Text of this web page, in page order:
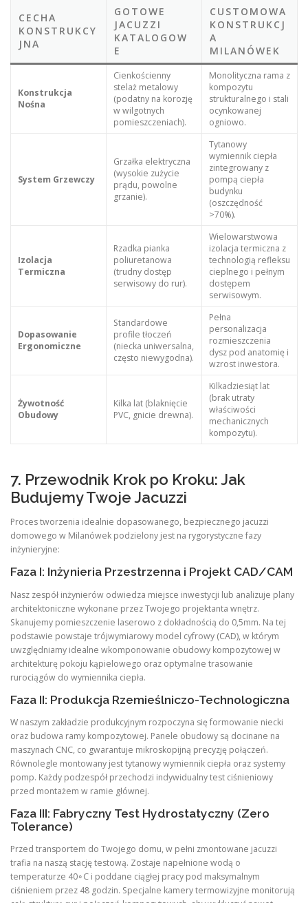
CECHA
KONSTRUKCY
JNA
GOTOWE
JACUZZI
KATALOGOW
E
CUSTOMOWA
KONSTRUKCJ
A
MILANÓWEK
Konstrukcja
Nośna
Cienkościenny
stelaż metalowy
(podatny na korozję
w wilgotnych
pomieszczeniach).
Monolityczna rama z
kompozytu
strukturalnego i stali
ocynkowanej
ogniowo.
System Grzewczy
Grzałka elektryczna
(wysokie zużycie
prądu, powolne
grzanie).
Tytanowy
wymiennik ciepła
zintegrowany z
pompą ciepła
budynku
(oszczędność
>70%).
Izolacja
Termiczna
Rzadka pianka
poliuretanowa
(trudny dostęp
serwisowy do rur).
Wielowarstwowa
izolacja termiczna z
technologią refleksu
cieplnego i pełnym
dostępem
serwisowym.
Dopasowanie
Ergonomiczne
Standardowe
profile tłoczeń
(niecka uniwersalna,
często niewygodna).
Pełna
personalizacja
rozmieszczenia
dysz pod anatomię i
wzrost inwestora.
Żywotność
Obudowy
Kilka lat (blaknięcie
PVC, gnicie drewna).
Kilkadziesiąt lat
(brak utraty
właściwości
mechanicznych
kompozytu).
7. Przewodnik Krok po Kroku: Jak
Budujemy Twoje Jacuzzi
Proces tworzenia idealnie dopasowanego, bezpiecznego jacuzzi
domowego w Milanówek podzielony jest na rygorystyczne fazy
inżynieryjne:
Faza I: Inżynieria Przestrzenna i Projekt CAD/CAM
Nasz zespół inżynierów odwiedza miejsce inwestycji lub analizuje plany
architektoniczne wykonane przez Twojego projektanta wnętrz.
Skanujemy pomieszczenie laserowo z dokładnością do 0,5mm. Na tej
podstawie powstaje trójwymiarowy model cyfrowy (CAD), w którym
uwzględniamy idealne wkomponowanie obudowy kompozytowej w
architekturę pokoju kąpielowego oraz optymalne trasowanie
rurociągów do wymiennika ciepła.
Faza II: Produkcja Rzemieślniczo-Technologiczna
W naszym zakładzie produkcyjnym rozpoczyna się formowanie niecki
oraz budowa ramy kompozytowej. Panele obudowy są docinane na
maszynach CNC, co gwarantuje mikroskopijną precyzję połączeń.
Równolegle montowany jest tytanowy wymiennik ciepła oraz systemy
pomp. Każdy podzespół przechodzi indywidualny test ciśnieniowy
przed montażem w ramie głównej.
Faza III: Fabryczny Test Hydrostatyczny (Zero
Tolerance)
Przed transportem do Twojego domu, w pełni zmontowane jacuzzi
trafia na naszą stację testową. Zostaje napełnione wodą o
temperaturze 40∘C i poddane ciągłej pracy pod maksymalnym
ciśnieniem przez 48 godzin. Specjalne kamery termowizyjne monitorują